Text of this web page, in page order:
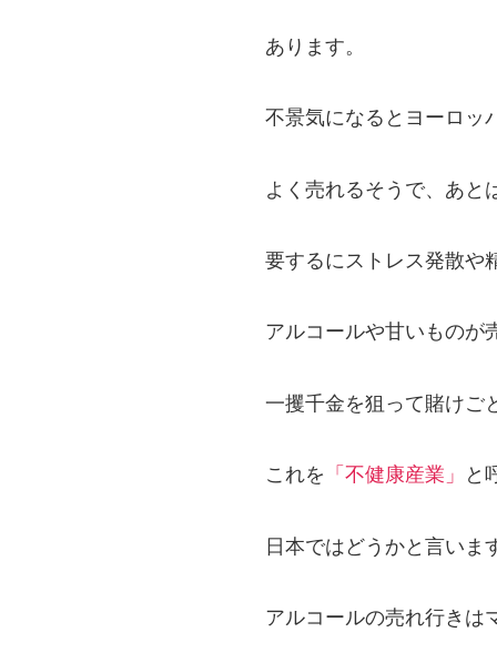
あります。
不景気になるとヨーロッ
よく売れるそうで、あと
要するにストレス発散や
アルコールや甘いものが
一攫千金を狙って賭けご
これを 「不健康産業」 と
日本ではどうかと言いま
アルコールの売れ行きは